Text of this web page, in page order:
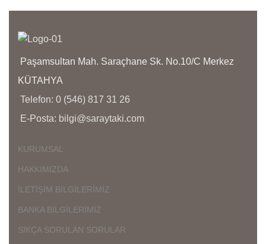
Paşamsultan Mah. Saraçhane Sk. No.10/C Merkez
KÜTAHYA
Telefon: 0 (546) 817 31 26
E-Posta: bilgi@saraytaki.com
KURUMSAL
HAKKIMIZDA
İLETİŞİM BİLGİLERİMİZ
BANKA BİLGİLERİMİZ
SIKÇA SORULAN SORULAR